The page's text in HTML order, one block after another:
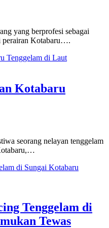
yang berprofesi sebagai
perairan Kotabaru….
Kotabaru
seorang nelayan tenggelam
Tenggelam di
Tewas